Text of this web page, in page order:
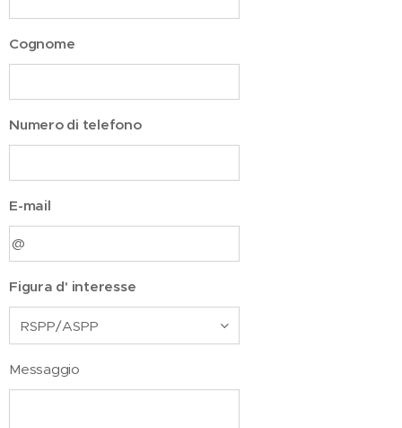
Cognome
Numero di telefono
E-mail
Figura d' interesse
Messaggio